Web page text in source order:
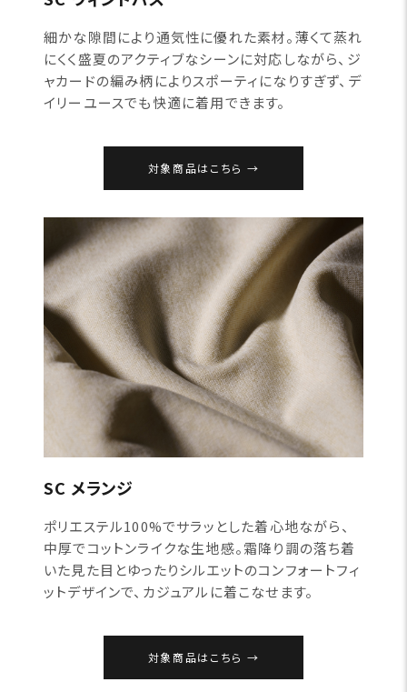
細かな隙間により通気性に優れた素材。薄くて蒸れ
にくく盛夏のアクティブなシーンに対応しながら、ジ
ャカードの編み柄によりスポーティになりすぎず、デ
イリーユースでも快適に着用できます。
対象商品はこちら
SC メランジ
ポリエステル100%でサラッとした着心地ながら、
中厚でコットンライクな生地感。霜降り調の落ち着
いた見た目とゆったりシルエットのコンフォートフィ
ットデザインで、カジュアルに着こなせます。
対象商品はこちら